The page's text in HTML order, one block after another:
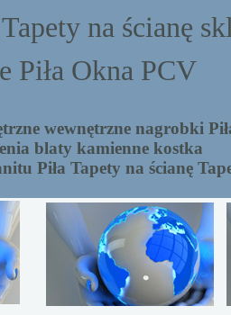
na ścianę
Piła Okna PCV
wewnętrzne nagrobki
blaty kamienne kostka
Piła Tapety na ścianę